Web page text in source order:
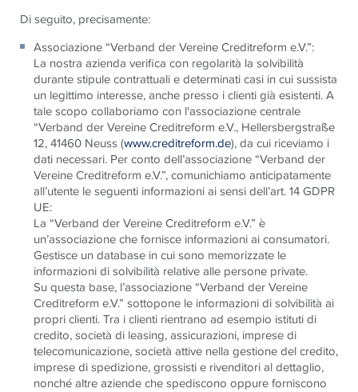
Di seguito, precisamente:
Associazione “Verband der Vereine Creditreform e.V.”:
La nostra azienda verifica con regolarità la solvibilità
durante stipule contrattuali e determinati casi in cui sussista
un legittimo interesse, anche presso i clienti già esistenti. A
tale scopo collaboriamo con l'associazione centrale
“Verband der Vereine Creditreform e.V., Hellersbergstraße
12, 41460 Neuss (www.creditreform.de), da cui riceviamo i
dati necessari. Per conto dell’associazione “Verband der
Vereine Creditreform e.V.”, comunichiamo anticipatamente
all’utente le seguenti informazioni ai sensi dell’art. 14 GDPR
UE:
La “Verband der Vereine Creditreform e.V.” è
un’associazione che fornisce informazioni ai consumatori.
Gestisce un database in cui sono memorizzate le
informazioni di solvibilità relative alle persone private.
Su questa base, l’associazione “Verband der Vereine
Creditreform e.V.” sottopone le informazioni di solvibilità ai
propri clienti. Tra i clienti rientrano ad esempio istituti di
credito, società di leasing, assicurazioni, imprese di
telecomunicazione, società attive nella gestione del credito,
imprese di spedizione, grossisti e rivenditori al dettaglio,
nonché altre aziende che spediscono oppure forniscono